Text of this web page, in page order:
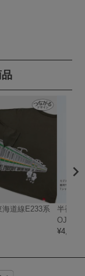
道線E233系
半袖T
OJICO
¥4,070